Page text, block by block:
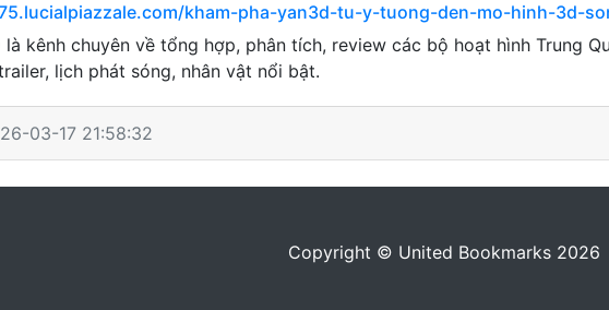
kham-pha-yan3d-tu-y-tuong-den-mo-hinh-3d-
là kênh chuyên về tổng hợp, phân tích, review các bộ hoạt hình Trung
lịch phát sóng, nhân vật nổi bật.
03-17 21:58:32
Copyright © United Bookmarks 2026